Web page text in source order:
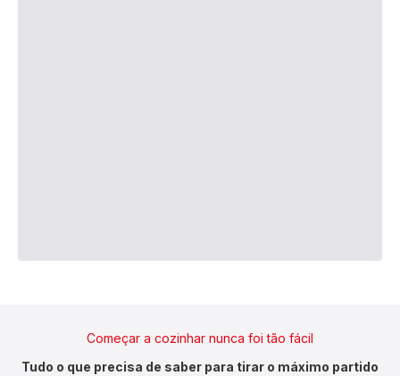
Começar a cozinhar nunca foi tão fácil
Tudo o que precisa de saber para tirar o máximo partido